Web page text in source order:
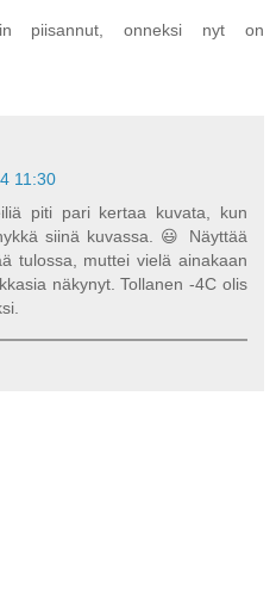
piisannut, onneksi nyt on
11:30
piti pari kertaa kuvata, kun
siinä kuvassa. 😃 Näyttää
tulossa, muttei vielä ainakaan
näkynyt. Tollanen -4C olis